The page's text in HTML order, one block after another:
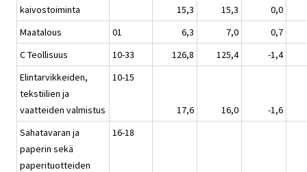
kaivostoiminta
15,3 15,3
0,0
Maatalous
01 6,3 7,0
0,7
C Teollisuus
10-33 126,8 125,4
-1,4
Elintarvikkeiden,
tekstiilien ja
vaatteiden valmistus
10-15
17,6 16,0
-1,6
Sahatavaran ja
paperin sekä
paperituotteiden
16-18